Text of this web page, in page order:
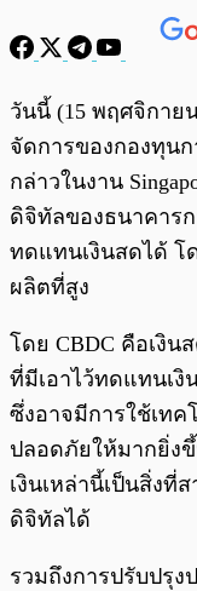
วันนี้ (15 พฤศจิกายน
จัดการของกองทุนก
กล่าวในงาน
ดิจิทัลของธนาคารก
ทดแทนเงินสดได้ โ
ผลิตที่สูง
โดย CBDC คือเงิ
ที่มีเอาไว้ทดแทนเงิ
ซึ่งอาจมีการใช้เทค
ปลอดภัยให้มากยิ่ง
เงินเหล่านี้เป็นสิ่งที่
ดิจิทัลได้
รวมถึงการปรับปรุง